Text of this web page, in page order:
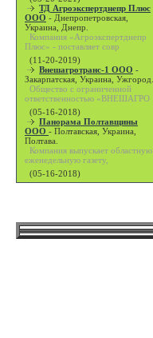
ТД Агроэкспертднепр Плюс
ООО - Днепропетровская,
Украина, Днепр.
Компания «Агроэкспертднепр
Плюс» - поставляет совр
(11-20-2019)
Внешагротранс-1 ООО -
Закарпатская, Украина, Ужгород.
Общество с ограниченной
ответственностью «ВНЕШАГРО
(05-16-2018)
Панорама Полтавщины
ООО - Полтавская, Украина,
Полтава.
Компания выпускает областную
еженедельную газету,
(05-16-2018)